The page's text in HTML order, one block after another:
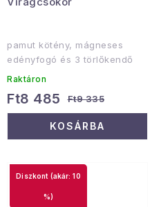
pamut kötény, mágneses
edényfogó és 3 törlőkendő
Raktáron
Ft8 485 Ft9 335
KOSÁRBA
(akár: 10
%)